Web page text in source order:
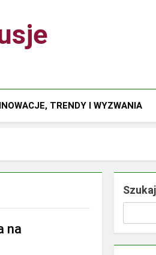
TRENDY I WYZWANIA
na
Szukaj